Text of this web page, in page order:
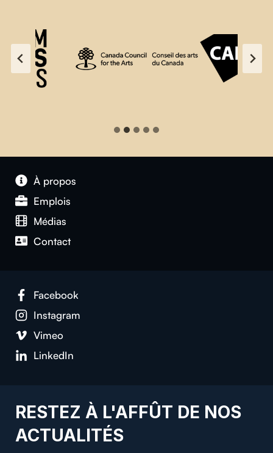
À propos
Emplois
Médias
Contact
Facebook
Instagram
Vimeo
LinkedIn
RESTEZ À L'AFFÛT DE NOS
ACTUALITÉS